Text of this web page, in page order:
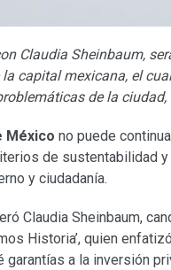
Claudia Sheinbaum,
capital mexicana, el
de la
México no puede
de sustentabilidad
y ciudadanía.
Claudia Sheinbaum,
Historia’, quien
garantías a la inversión